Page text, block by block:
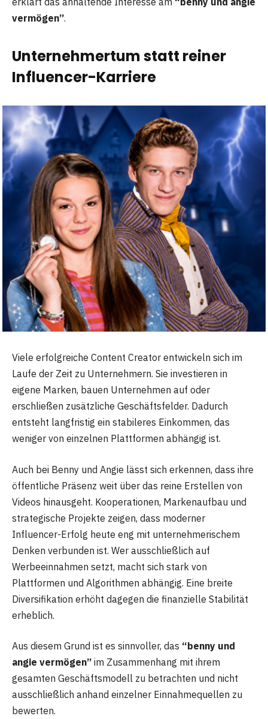
vermögen”.
Unternehmertum statt reiner
Influencer-Karriere
Viele erfolgreiche Content Creator entwickeln sich im
Laufe der Zeit zu Unternehmern. Sie investieren in
eigene Marken, bauen Unternehmen auf oder
erschließen zusätzliche Geschäftsfelder. Dadurch
entsteht langfristig ein stabileres Einkommen, das
weniger von einzelnen Plattformen abhängig ist.
Auch bei Benny und Angie lässt sich erkennen, dass ihre
öffentliche Präsenz weit über das reine Erstellen von
Videos hinausgeht. Kooperationen, Markenaufbau und
strategische Projekte zeigen, dass moderner
Influencer-Erfolg heute eng mit unternehmerischem
Denken verbunden ist. Wer ausschließlich auf
Werbeeinnahmen setzt, macht sich stark von
Plattformen und Algorithmen abhängig. Eine breite
Diversifikation erhöht dagegen die finanzielle Stabilität
erheblich.
Aus diesem Grund ist es sinnvoller, das “benny und
angie vermögen” im Zusammenhang mit ihrem
gesamten Geschäftsmodell zu betrachten und nicht
ausschließlich anhand einzelner Einnahmequellen zu
bewerten.